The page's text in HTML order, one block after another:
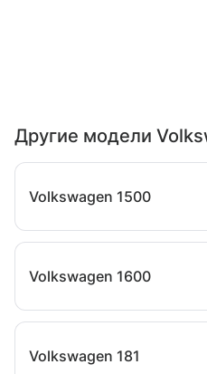
Другие модели
Volkswagen 1500
Volkswagen 1600
Volkswagen 181